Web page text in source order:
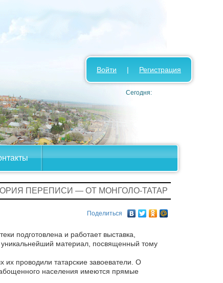
Войти | Регистрация
Сегодня:
ПЕРЕПИСИ — ОТ МОНГОЛО-ТАТАР
Поделиться
подготовлена и работает выставка,
материал, посвященный тому
проводили татарские завоеватели. О
населения имеются прямые